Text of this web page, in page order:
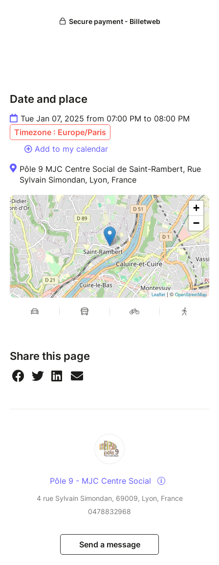
Notre spectacle est également pour un public
Durée 55 minutes
Pour ados à partir de 11 ans et adultes
Date and place
Tue Jan 07, 2025 from 07:00 PM to 08:00 PM
Timezone : Europe/Paris
Add to my calendar
Pôle 9 MJC Centre Social de Saint-Rambert, Rue
Sylvain Simondan, Lyon, France
+
−
Leaflet | ©OpenStreetMap
Share this page
Pôle 9 - MJC Centre Social
4 rue Sylvain Simondan, 69009, Lyon, France
0478832968
Send a message